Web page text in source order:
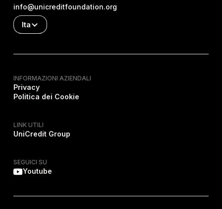
info@unicreditfoundation.org
Ita
INFORMAZIONI AZIENDALI
Privacy
Politica dei Cookie
LINK UTILI
UniCredit Group
SEGUICI SU
Youtube